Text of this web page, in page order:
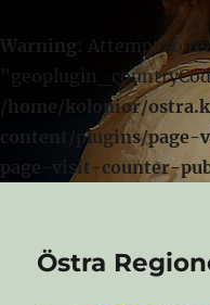
Warning : Attempt to
/home/kolonior/
content/plugins/
page-visit-counter-
Östra